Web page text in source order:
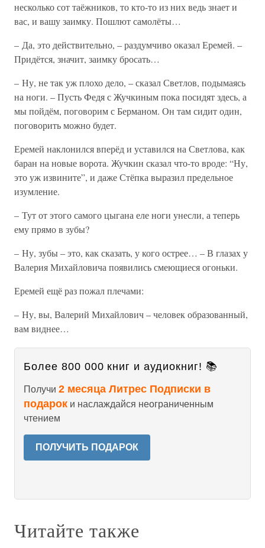
несколько сот таёжников, то кто-то из них ведь знает и
вас, и вашу заимку. Пошлют самолёты…
– Да, это действительно, – раздумчиво оказал Еремей. –
Придётся, значит, заимку бросать…
– Ну, не так уж плохо дело, – сказал Светлов, подымаясь
на ноги. – Пусть Федя с Жучкиным пока посидят здесь, а
мы пойдём, поговорим с Берманом. Он там сидит один,
поговорить можно будет.
Еремей наклонился вперёд и уставился на Светлова, как
баран на новые ворота. Жучкин сказал что-то вроде: “Ну,
это уж извините”, и даже Стёпка выразил предельное
изумление.
– Тут от этого самого цыгана еле ноги унесли, а теперь
ему прямо в зубы?
– Ну, зубы – это, как сказать, у кого острее… – В глазах у
Валерия Михайловича появились смеющиеся огоньки.
Еремей ещё раз пожал плечами:
– Ну, вы, Валерий Михайлович – человек образованный,
вам виднее…
Более 800 000 книг и аудиокниг! 📚
Получи 2 месяца Литрес Подписки в
подарок и наслаждайся неограниченным
чтением
ПОЛУЧИТЬ ПОДАРОК
Читайте также